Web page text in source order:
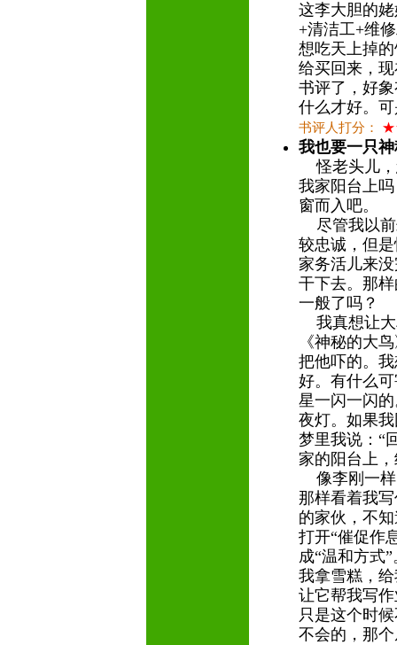
这李大胆的
+清洁工+维
想吃天上掉
给买回来，
书评了，好
什么才好。
书评人打分：
我也要一只
怪老头儿，
我家阳台上
窗而入吧。
尽管我以前
较忠诚，但
家务活儿来
干下去。那
一般了吗？
我真想让大
《神秘的大
把他吓的。
好。有什么
星一闪一闪
夜灯。如果
梦里我说：“
家的阳台上
像李刚一样
那样看着我
的家伙，不
打开“催促作
成“温和方式
我拿雪糕，
让它帮我写
只是这个时
不会的，那